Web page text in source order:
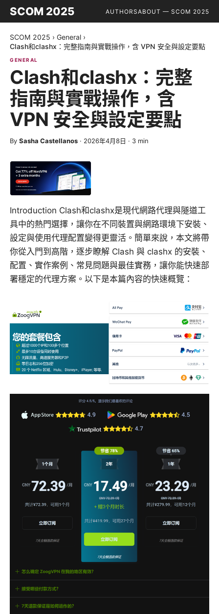
SCOM 2025 AUTHORSABOUT — SCOM 2025
SCOM 2025 › General ›
Clash和clashx：完整指南與實戰操作，含 VPN 安全與設定要點
GENERAL
Clash和clashx：完整
指南與實戰操作，含
VPN 安全與設定要點
By Sasha Castellanos · 2026年4月8日 · 3 min
Introduction Clash和clashx是現代網路代理與隧道工
具中的熱門選擇，讓你在不同裝置與網路環境下安裝、
設定與使用代理配置變得更靈活。簡單來說，本文將帶
你從入門到高階，逐步瞭解 Clash 與 clashx 的安裝、
配置、實作案例、常見問題與最佳實務，讓你能快速部
署穩定的代理方案。以下是本篇內容的快速概覽：